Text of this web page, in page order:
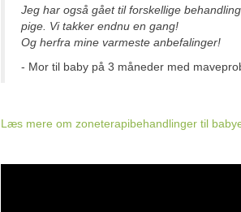
Jeg har også gået til forskellige
pige. Vi takker endnu en gang!
Og herfra mine varmeste anbefalinger!
- Mor til baby på 3 måneder med
Læs mere om zoneterapibehandlinger til